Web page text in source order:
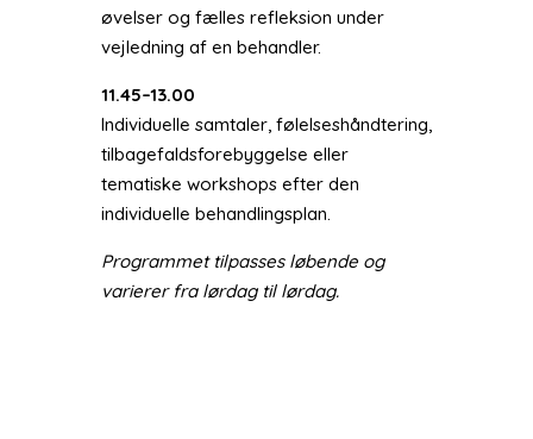
øvelser og fælles refleksion under
vejledning af en behandler.
11.45–13.00
Individuelle samtaler, følelseshåndtering,
tilbagefaldsforebyggelse eller
tematiske workshops efter den
individuelle behandlingsplan.
Programmet tilpasses løbende og
varierer fra lørdag til lørdag.